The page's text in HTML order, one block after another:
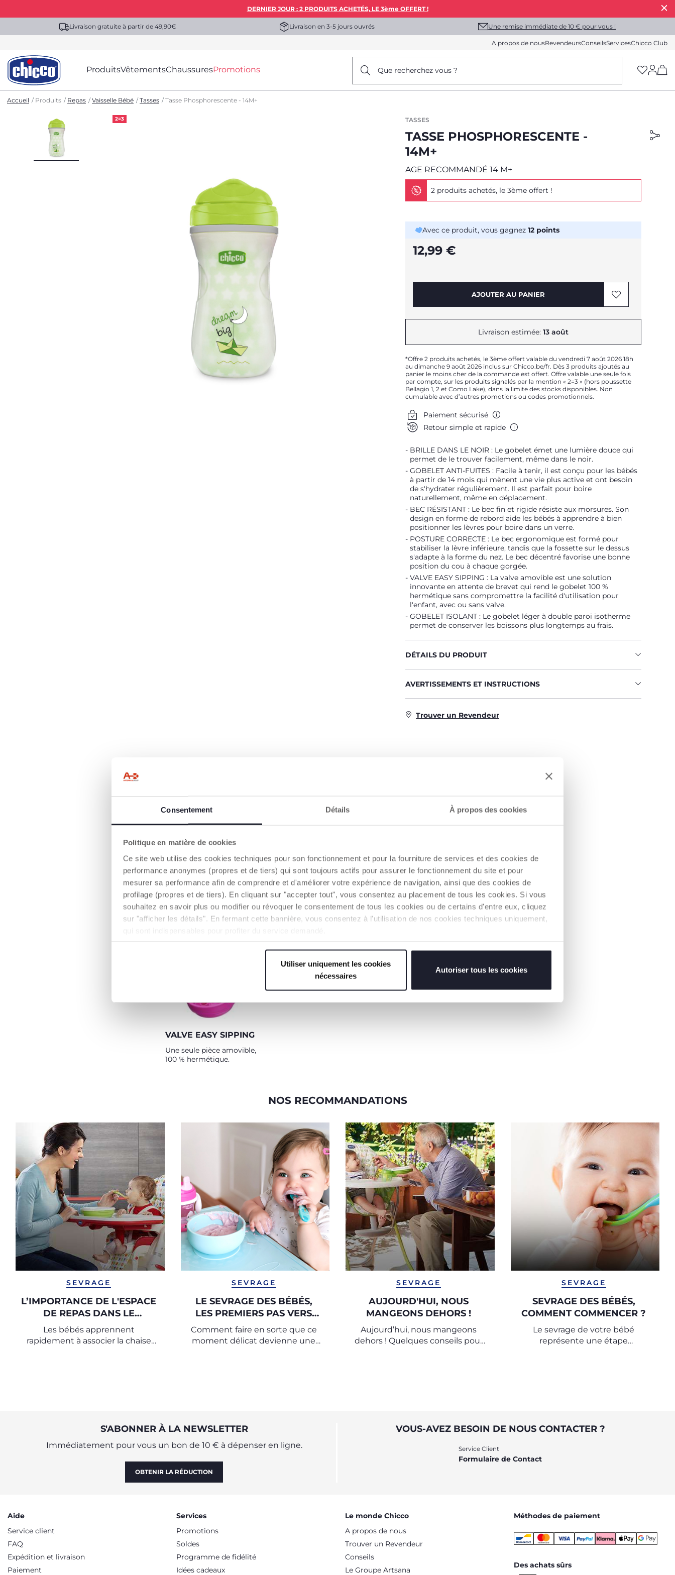
Consentement Détails À propos des cookies
Politique en matière de cookies
Ce site web utilise des cookies techniques pour son fonctionnement et pour la fourniture de services et des cookies de
performance anonymes (propres et de tiers) qui sont toujours actifs pour assurer le fonctionnement du site et pour
mesurer sa performance afin de comprendre et d'améliorer votre expérience de navigation, ainsi que des cookies de
profilage (propres et de tiers). En cliquant sur "accepter tout", vous consentez au placement de tous les cookies. Si vous
souhaitez en savoir plus ou modifier ou révoquer le consentement de tous les cookies ou de certains d'entre eux, cliquez
sur "afficher les détails". En fermant cette bannière, vous consentez à l'utilisation de nos cookies techniques uniquement,
Utiliser uniquement les cookies
nécessaires
Autoriser tous les cookies
DERNIER JOUR : 2 PRODUITS ACHETÉS, LE 3ème OFFERT !
Livraison gratuite à partir de 49,90€ Livraison en 3-5 jours ouvrés Une remise immédiate de 10 € pour vous !
A propos de nousRevendeursConseilsServicesChicco Club
ProduitsVêtementsChaussuresPromotions Que recherchez vous ?
Accueil Produits Repas Vaisselle Bébé Tasses Tasse Phosphorescente - 14M+
2=3 TASSES
TASSE PHOSPHORESCENTE -
14M+
AGE RECOMMANDÉ 14 M+
2 produits achetés, le 3ème offert !
Avec ce produit, vous gagnez 12 points
12,99 €
AJOUTER AU PANIER
Livraison estimée: 13 août
*Offre 2 produits achetés, le 3ème offert valable du vendredi 7 août 2026 18h
au dimanche 9 août 2026 inclus sur Chicco.be/fr. Dès 3 produits ajoutés au
panier le moins cher de la commande est offert. Offre valable une seule fois
par compte, sur les produits signalés par la mention « 2=3 » (hors poussette
Bellagio 1, 2 et Como Lake), dans la limite des stocks disponibles. Non
cumulable avec d’autres promotions ou codes promotionnels.
Paiement sécurisé
Retour simple et rapide
BRILLE DANS LE NOIR : Le gobelet émet une lumière douce qui
permet de le trouver facilement, même dans le noir.
GOBELET ANTI-FUITES : Facile à tenir, il est conçu pour les bébés
à partir de 14 mois qui mènent une vie plus active et ont besoin
de s'hydrater régulièrement. Il est parfait pour boire
naturellement, même en déplacement.
BEC RÉSISTANT : Le bec fin et rigide résiste aux morsures. Son
design en forme de rebord aide les bébés à apprendre à bien
positionner les lèvres pour boire dans un verre.
POSTURE CORRECTE : Le bec ergonomique est formé pour
stabiliser la lèvre inférieure, tandis que la fossette sur le dessus
s'adapte à la forme du nez. Le bec décentré favorise une bonne
position du cou à chaque gorgée.
VALVE EASY SIPPING : La valve amovible est une solution
innovante en attente de brevet qui rend le gobelet 100 %
hermétique sans compromettre la facilité d'utilisation pour
l'enfant, avec ou sans valve.
GOBELET ISOLANT : Le gobelet léger à double paroi isotherme
permet de conserver les boissons plus longtemps au frais.
DÉTAILS DU PRODUIT
AVERTISSEMENTS ET INSTRUCTIONS
Trouver un Revendeur
BEC
Bec rigide résistant aux
morsures
CARACTÉRISTIQUES DE
LA BOUTEILLE
Le gobelet léger à double
paroi isotherme permet de
POSITIONNEMENT DU
BEC
Décentré pour permettre une
bonne position du cou.
VALVE EASY SIPPING
Une seule pièce amovible,
100 % hermétique.
NOS RECOMMANDATIONS
SEVRAGE
L’IMPORTANCE DE L'ESPACE
DE REPAS DANS LE
SEVRAGE
Les bébés apprennent
rapidement à associer la chaise
SEVRAGE
LE SEVRAGE DES BÉBÉS,
LES PREMIERS PAS VERS
L'AUTONOMIE
Comment faire en sorte que ce
moment délicat devienne une
SEVRAGE
AUJOURD'HUI, NOUS
MANGEONS DEHORS !
Aujourd’hui, nous mangeons
dehors ! Quelques conseils pour
SEVRAGE
SEVRAGE DES BÉBÉS,
COMMENT COMMENCER ?
Le sevrage de votre bébé
représente une étape
S'ABONNER À LA NEWSLETTER
Immédiatement pour vous un bon de 10 € à dépenser en ligne.
OBTENIR LA RÉDUCTION
VOUS-AVEZ BESOIN DE NOUS CONTACTER ?
Service Client
Formulaire de Contact
Aide
Service client
FAQ
Expédition et livraison
Paiement
Services
Promotions
Soldes
Programme de fidélité
Idées cadeaux
Le monde Chicco
A propos de nous
Trouver un Revendeur
Conseils
Le Groupe Artsana
Méthodes de paiement
Des achats sûrs